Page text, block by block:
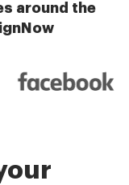
around the